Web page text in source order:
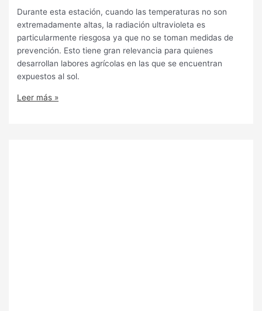
Durante esta estación, cuando las temperaturas no son
extremadamente altas, la radiación ultravioleta es
particularmente riesgosa ya que no se toman medidas de
prevención. Esto tiene gran relevancia para quienes
desarrollan labores agrícolas en las que se encuentran
expuestos al sol.
Leer más »